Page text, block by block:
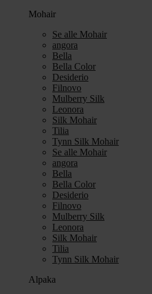
Mohair
Se alle Mohair
angora
Bella
Bella Color
Desiderio
Filnovo
Mulberry Silk
Leonora
Silk Mohair
Tilia
Tynn Silk Mohair
Se alle Mohair
angora
Bella
Bella Color
Desiderio
Filnovo
Mulberry Silk
Leonora
Silk Mohair
Tilia
Tynn Silk Mohair
Alpaka